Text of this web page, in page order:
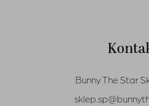
Bunny The Star